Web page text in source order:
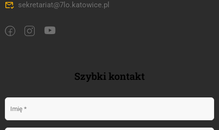
sekretariat@7lo.katowice.pl
Szybki kontakt